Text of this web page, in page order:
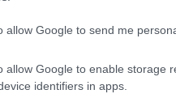
allow Google to send me
allow Google to enable storage
identifiers in apps.
delle superfici esterne,
verso il punto
dotazioni moderne